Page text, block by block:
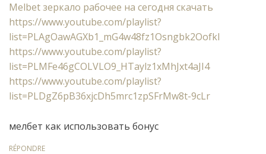
Melbet зеркало рабочее на сегодня скачать
https://www.youtube.com/playlist?
list=PLAgOawAGXb1_mG4w48fz1Osngbk2Oofkl
https://www.youtube.com/playlist?
list=PLMFe46gCOLVLO9_HTaylz1xMhJxt4aJI4
https://www.youtube.com/playlist?
list=PLDgZ6pB36xjcDh5mrc1zpSFrMw8t-9cLr
мелбет как использовать бонус
RÉPONDRE